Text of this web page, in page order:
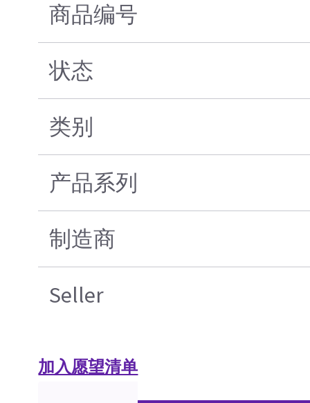
商品编号
状态
类别
产品系列
制造商
Seller
加入愿望清单